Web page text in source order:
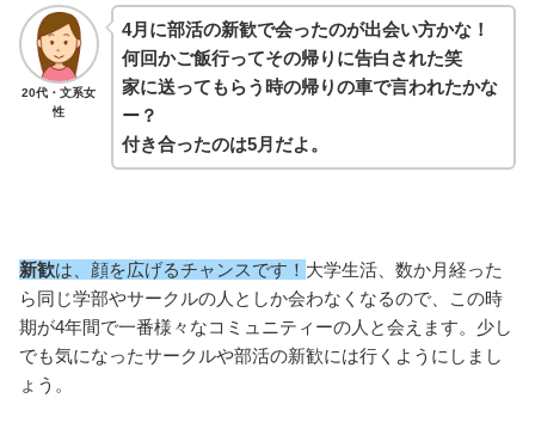
20代・文系女
性
4月に部活の新歓で会ったのが出会い方かな！
何回かご飯行ってその帰りに告白された笑
家に送ってもらう時の帰りの車で言われたかな
ー？
付き合ったのは5月だよ。
新歓は、顔を広げるチャンスです！ 大学生活、数か月経った
ら同じ学部やサークルの人としか会わなくなるので、この時
期が4年間で一番様々なコミュニティーの人と会えます。少し
でも気になったサークルや部活の新歓には行くようにしまし
ょう。